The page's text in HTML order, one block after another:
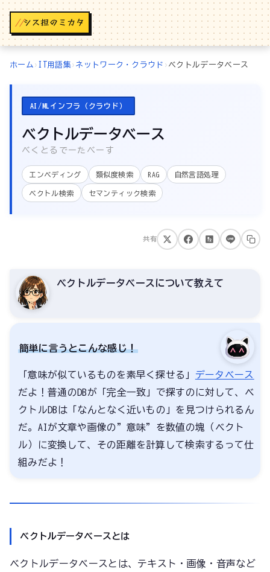
//
ホーム › IT用語集› ネットワーク・クラウド › ベクトルデータベース
AI/MLインフラ（クラウド）
ベクトルデータベース
べくとるでーたべーす
エンベディング 類似度検索 RAG 自然言語処理
ベクトル検索 セマンティック検索
共有
ベクトルデータベースについて教えて
簡単に言うとこんな感じ！
「意味が似ているものを素早く探せる」 データベース
だよ！普通のDBが「完全一致」で探すのに対して、ベ
クトルDBは「なんとなく近いもの」を見つけられるん
だ。AIが文章や画像の”意味”を数値の塊（ベクト
ル）に変換して、その距離を計算して検索するって仕
組みだよ！
ベクトルデータベースとは
ベクトルデータベースとは、テキスト・画像・音声など